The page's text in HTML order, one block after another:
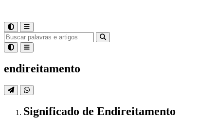
endireitamento
Significado de Endireitamento